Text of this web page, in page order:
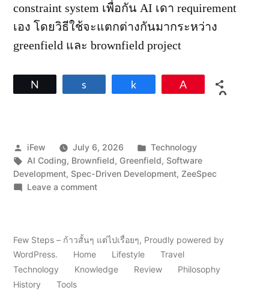
constraint system เพื่อกัน AI เดา requirement
เอง โดยวิธีใช้จะแตกต่างกันมากระหว่าง
greenfield และ brownfield project
0
Posted
by
iFew July 6, 2026
Posted
in
Technology
Tags:
AI Coding, Brownfield, Greenfield, Software
Development, Spec-Driven Development, ZeeSpec
Leave a commenton
โค้ด
แบบ
Few Steps – ก้าวสั้นๆ แต่ไปเรื่อยๆ, Proudly powered by
WordPress.
Home Lifestyle
Travel
Technology
Knowledge Review
Philosophy
History
Tools